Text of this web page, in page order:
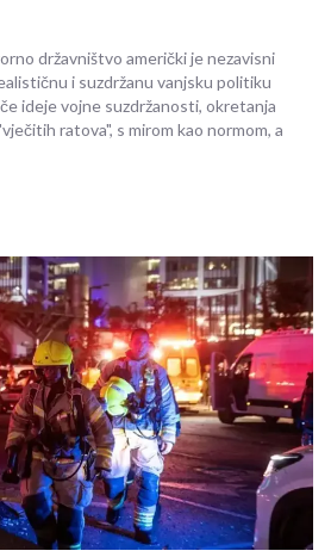
državništvo američki je nezavisni
i suzdržanu vanjsku politiku
ideje vojne suzdržanosti, okretanja
ratova", s mirom kao normom, a